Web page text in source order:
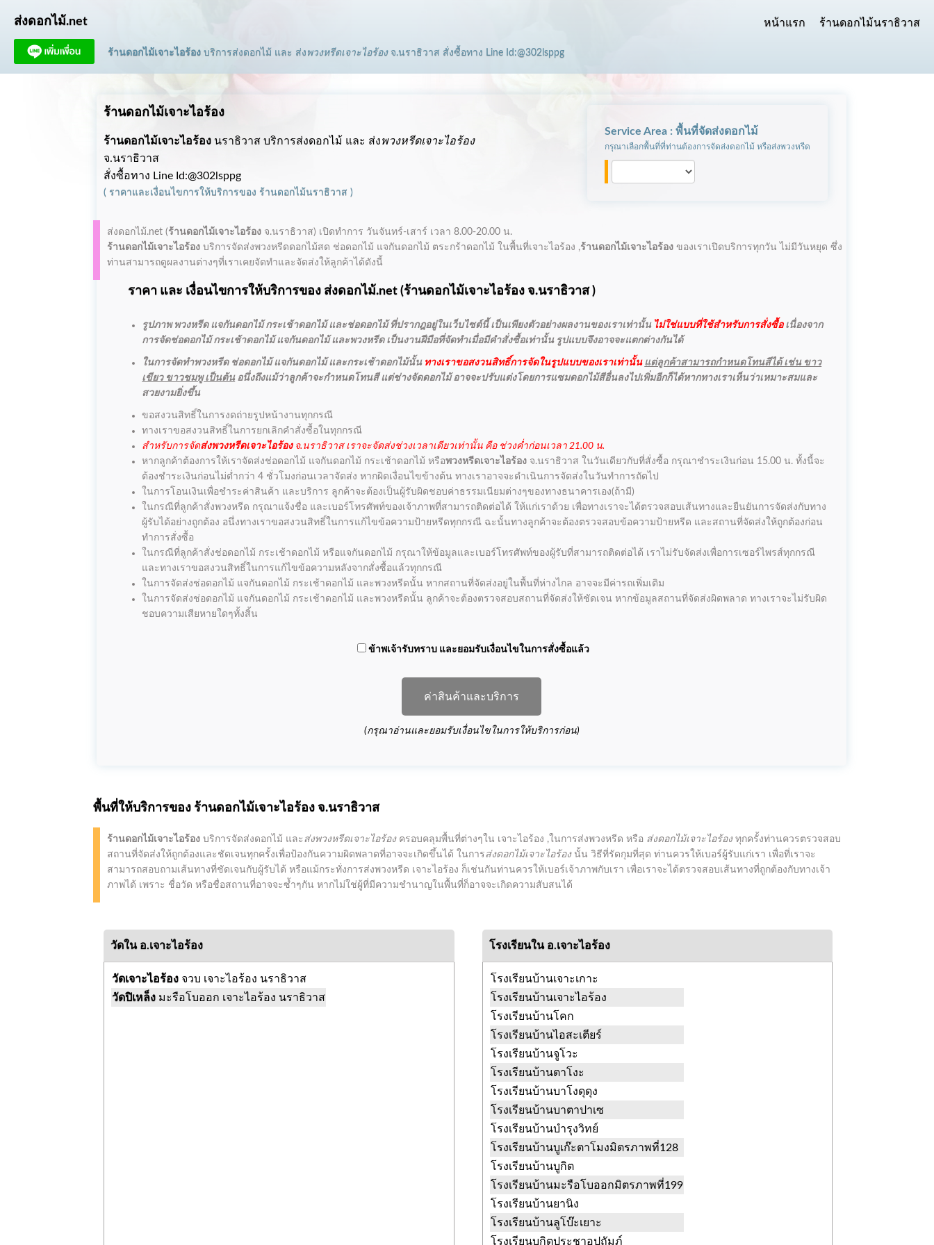
หน้าแรก ร้านดอกไม้นราธิวาส
ส่งดอกไม้.net
ร้านดอกไม้เจาะไอร้อง บริการส่งดอกไม้ และ ส่ง พวงหรีดเจาะไอร้องจ.นราธิวาส สั่งซื้อทาง Line Id:@302lsppg
ร้านดอกไม้เจาะไอร้อง
ร้านดอกไม้เจาะไอร้อง นราธิวาส บริการส่งดอกไม้ และ ส่งพวงหรีดเจาะไอร้อง
จ.นราธิวาส
สั่งซื้อทาง Line Id:@302lsppg
( ราคาและเงื่อนไขการให้บริการของ ร้านดอกไม้นราธิวาส )
Service Area : พื้นที่จัดส่งดอกไม้
กรุณาเลือกพื้นที่ที่ท่านต้องการจัดส่งดอกไม้ หรือส่งพวงหรีด
ส่งดอกไม้.net (ร้านดอกไม้เจาะไอร้อง จ.นราธิวาส) เปิดทำการ วันจันทร์-เสาร์ เวลา 8.00-20.00 น.
ร้านดอกไม้เจาะไอร้อง บริการจัดส่งพวงหรีดดอกไม้สด ช่อดอกไม้ แจกันดอกไม้ ตระกร้าดอกไม้ ในพื้นที่เจาะไอร้อง ,ร้านดอกไม้เจาะไอร้อง ของเราเปิดบริการทุกวัน ไม่มีวันหยุด ซึ่ง
ท่านสามารถดูผลงานต่างๆที่เราเคยจัดทำและจัดส่งให้ลูกค้าได้ดังนี้
ราคา และ เงื่อนไขการให้บริการของ ส่งดอกไม้.net (ร้านดอกไม้เจาะไอร้อง จ.นราธิวาส )
รูปภาพ พวงหรีด แจกันดอกไม้ กระเช้าดอกไม้ และช่อดอกไม้ ที่ปรากฎอยู่ในเว็บไซต์นี้ เป็นเพียงตัวอย่างผลงานของเราเท่านั้น ไม่ใช่แบบที่ใช้สำหรับการสั่งซื้อเนื่องจาก
การจัดช่อดอกไม้ กระเช้าดอกไม้ แจกันดอกไม้ และพวงหรีด เป็นงานฝีมือที่จัดทำเมื่อมีคำสั่งซื้อเท่านั้น รูปแบบจึงอาจจะแตกต่างกันได้
ในการจัดทำพวงหรีด ช่อดอกไม้ แจกันดอกไม้ และกระเช้าดอกไม้นั้น ทางเราขอสงวนสิทธิ์การจัดในรูปแบบของเราเท่านั้น แต่ลูกค้าสามารถกำหนดโทนสีได้ เช่น ขาว
เขียว ขาวชมพู เป็นต้นอนึ่งถึงแม้ว่าลูกค้าจะกำหนดโทนสี แต่ช่างจัดดอกไม้ อาจจะปรับแต่งโดยการแซมดอกไม้สีอื่นลงไปเพิ่มอีกก็ได้หากทางเราเห็นว่าเหมาะสมและ
สวยงามยิ่งขึ้น
ขอสงวนสิทธิ์ในการงดถ่ายรูปหน้างานทุกกรณี
ทางเราขอสงวนสิทธิ์ในการยกเลิกคำสั่งซื้อในทุกกรณี
สำหรับการจัดส่งพวงหรีดเจาะไอร้องจ.นราธิวาส เราจะจัดส่งช่วงเวลาเดียวเท่านั้น คือ ช่วงค่ำก่อนเวลา 21.00 น.
หากลูกค้าต้องการให้เราจัดส่งช่อดอกไม้ แจกันดอกไม้ กระเช้าดอกไม้ หรือพวงหรีดเจาะไอร้อง จ.นราธิวาส ในวันเดียวกับที่สั่งซื้อ กรุณาชำระเงินก่อน 15.00 น. ทั้งนี้จะ
ต้องชำระเงินก่อนไม่ต่ำกว่า 4 ชั่วโมงก่อนเวลาจัดส่ง หากผิดเงื่อนไขข้างต้น ทางเราอาจจะดำเนินการจัดส่งในวันทำการถัดไป
ในการโอนเงินเพื่อชำระค่าสินค้า และบริการ ลูกค้าจะต้องเป็นผู้รับผิดชอบค่าธรรมเนียมต่างๆของทางธนาคารเอง(ถ้ามี)
ในกรณีที่ลูกค้าสั่งพวงหรีด กรุณาแจ้งชื่อ และเบอร์โทรศัพท์ของเจ้าภาพที่สามารถติดต่อได้ ให้แก่เราด้วย เพื่อทางเราจะได้ตรวจสอบเส้นทางและยืนยันการจัดส่งกับทาง
ผู้รับได้อย่างถูกต้อง อนึ่งทางเราขอสงวนสิทธิ์ในการแก้ไขข้อความป้ายหรีดทุกกรณี ฉะนั้นทางลูกค้าจะต้องตรวจสอบข้อความป้ายหรีด และสถานที่จัดส่งให้ถูกต้องก่อน
ทำการสั่งซื้อ
ในกรณีที่ลูกค้าสั่งช่อดอกไม้ กระเช้าดอกไม้ หรือแจกันดอกไม้ กรุณาให้ข้อมูลและเบอร์โทรศัพท์ของผู้รับที่สามารถติดต่อได้ เราไม่รับจัดส่งเพื่อการเซอร์ไพรส์ทุกกรณี
และทางเราขอสงวนสิทธิ์ในการแก้ไขข้อความหลังจากสั่งซื้อแล้วทุกกรณี
ในการจัดส่งช่อดอกไม้ แจกันดอกไม้ กระเช้าดอกไม้ และพวงหรีดนั้น หากสถานที่จัดส่งอยู่ในพื้นที่ห่างไกล อาจจะมีค่ารถเพิ่มเติม
ในการจัดส่งช่อดอกไม้ แจกันดอกไม้ กระเช้าดอกไม้ และพวงหรีดนั้น ลูกค้าจะต้องตรวจสอบสถานที่จัดส่งให้ชัดเจน หากข้อมูลสถานที่จัดส่งผิดพลาด ทางเราจะไม่รับผิด
ชอบความเสียหายใดๆทั้งสิ้น
ข้าพเจ้ารับทราบ และยอมรับเงื่อนไขในการสั่งซื้อแล้ว
ค่าสินค้าและบริการ
(กรุณาอ่านและยอมรับเงื่อนไขในการให้บริการก่อน)
พื้นที่ให้บริการของ ร้านดอกไม้เจาะไอร้อง จ.นราธิวาส
ร้านดอกไม้เจาะไอร้อง บริการจัดส่งดอกไม้ และ ส่งพวงหรีดเจาะไอร้องครอบคลุมพื้นที่ต่างๆใน เจาะไอร้อง ,ในการส่งพวงหรีด หรือ ส่งดอกไม้เจาะไอร้องทุกครั้งท่านควรตรวจสอบ
สถานที่จัดส่งให้ถูกต้องและชัดเจนทุกครั้งเพื่อป้องกันความผิดพลาดที่อาจจะเกิดขึ้นได้ ในการส่งดอกไม้เจาะไอร้องนั้น วิธีที่รัดกุมที่สุด ท่านควรให้เบอร์ผู้รับแก่เรา เพื่อที่เราจะ
สามารถสอบถามเส้นทางที่ชัดเจนกับผู้รับได้ หรือแม้กระทั่งการส่งพวงหรีด เจาะไอร้อง ก็เช่นกันท่านควรให้เบอร์เจ้าภาพกับเรา เพื่อเราจะได้ตรวจสอบเส้นทางที่ถูกต้องกับทางเจ้า
ภาพได้ เพราะ ชื่อวัด หรือชื่อสถานที่อาจจะซ้ำๆกัน หากไม่ใช่ผู้ที่มีความชำนาญในพื้นที่ก็อาจจะเกิดความสับสนได้
วัดใน อ.เจาะไอร้อง
วัดเจาะไอร้อง จวบ เจาะไอร้อง นราธิวาส
วัดปิเหล็ง มะรือโบออก เจาะไอร้อง นราธิวาส
โรงเรียนใน อ.เจาะไอร้อง
โรงเรียนบ้านเจาะเกาะ
โรงเรียนบ้านเจาะไอร้อง
โรงเรียนบ้านโคก
โรงเรียนบ้านไอสะเตียร์
โรงเรียนบ้านจูโวะ
โรงเรียนบ้านตาโงะ
โรงเรียนบ้านบาโงดุดุง
โรงเรียนบ้านบาตาปาเซ
โรงเรียนบ้านบำรุงวิทย์
โรงเรียนบ้านบูเก๊ะตาโมงมิตรภาพที่128
โรงเรียนบ้านบูกิต
โรงเรียนบ้านมะรือโบออกมิตรภาพที่199
โรงเรียนบ้านยานิง
โรงเรียนบ้านลูโบ๊ะเยาะ
โรงเรียนบูกิตประชาอุปถัมภ์